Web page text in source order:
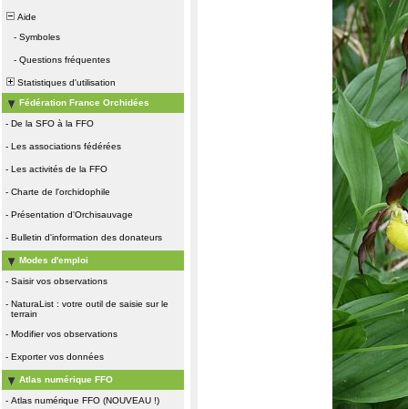
Aide
- Symboles
- Questions fréquentes
Statistiques d'utilisation
Fédération France Orchidées
- De la SFO à la FFO
- Les associations fédérées
- Les activités de la FFO
- Charte de l'orchidophile
- Présentation d'Orchisauvage
- Bulletin d'information des donateurs
Modes d'emploi
- Saisir vos observations
- NaturaList : votre outil de saisie sur le
terrain
- Modifier vos observations
- Exporter vos données
Atlas numérique FFO
- Atlas numérique FFO (NOUVEAU !)